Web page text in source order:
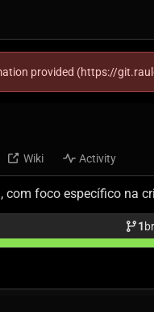
provided (https://
Wiki Activity
com foco específico na
1